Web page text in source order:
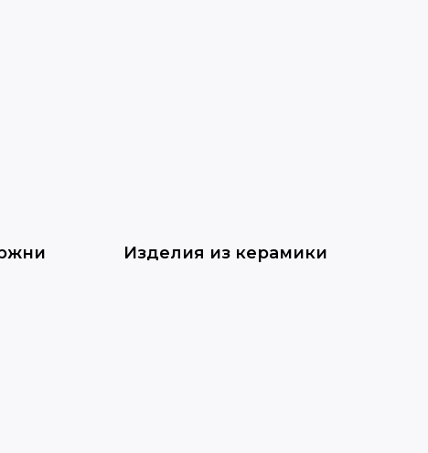
Изделия из керамики